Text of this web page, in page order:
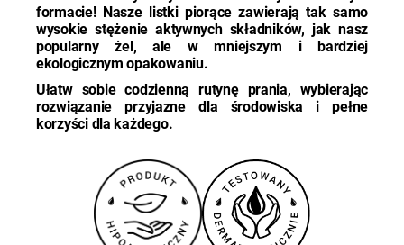
formacie! Nasze listki piorącezawierają tak samo
wysokie stężenie aktywnych składników, jak nasz
popularny żel, ale w mniejszym i bardziej
ekologicznym opakowaniu.
Ułatw sobie codzienną rutynę prania, wybierając
rozwiązanie przyjazne dla środowiska i pełne
korzyścidla każdego.